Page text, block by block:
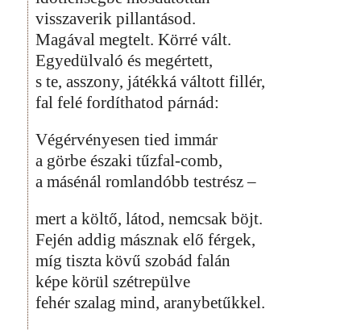
visszaverik pillantásod.
Magával megtelt. Körré vált.
Egyedülvaló és megértett,
s te, asszony, játékká váltott fillér,
fal felé fordíthatod párnád:
Végérvényesen tied immár
a görbe északi tűzfal-comb,
a másénál romlandóbb testrész –
mert a költő, látod, nemcsak böjt.
Fején addig másznak elő férgek,
míg tiszta kövű szobád falán
képe körül szétrepülve
fehér szalag mind, aranybetűkkel.